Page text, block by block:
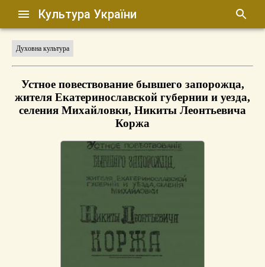
Культура України
Духовна культура
Устное повествование бывшего запорожца,
жителя Екатеринославской губернии и уезда,
селения Михайловки, Никиты Леонтьевича
Коржа